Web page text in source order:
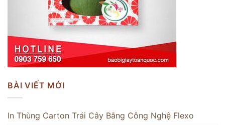
BÀI VIẾT MỚI
In Thùng Carton Trái Cây Bằng Công Nghệ Flexo